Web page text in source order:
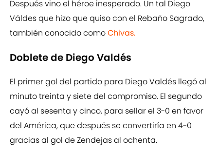
Después vino el héroe inesperado. Un tal Diego
Váldes que hizo que quiso con el Rebaño Sagrado,
también conocido comoChivas.
Doblete de Diego Valdés
El primer gol del partido para Diego Valdés llegó al
minuto treinta y siete del compromiso. El segundo
cayó al sesenta y cinco, para sellar el 3-0 en favor
del América, que después se convertiría en 4-0
gracias al gol de Zendejas al ochenta.